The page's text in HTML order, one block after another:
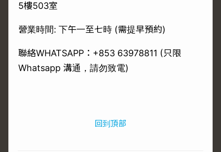
5樓503室
營業時間: 下午一至七時 (需提早預約)
聯絡WHATSAPP：+853 63978811 (只限
Whatsapp 溝通，請勿致電)
回到頂部